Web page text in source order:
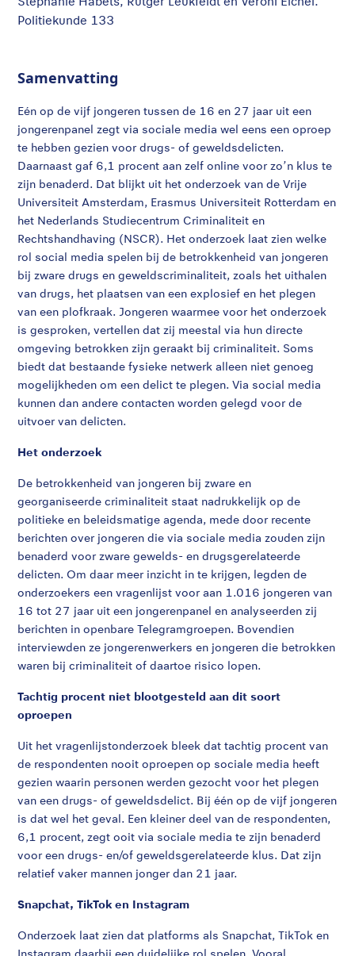
Politiekunde 133
Samenvatting
Eén op de vijf jongeren tussen de 16 en 27 jaar uit een
jongerenpanel zegt via sociale media wel eens een oproep
te hebben gezien voor drugs- of geweldsdelicten.
Daarnaast gaf 6,1 procent aan zelf online voor zo’n klus te
zijn benaderd. Dat blijkt uit het onderzoek van de Vrije
Universiteit Amsterdam, Erasmus Universiteit Rotterdam en
het Nederlands Studiecentrum Criminaliteit en
Rechtshandhaving (NSCR). Het onderzoek laat zien welke
rol social media spelen bij de betrokkenheid van jongeren
bij zware drugs en geweldscriminaliteit, zoals het uithalen
van drugs, het plaatsen van een explosief en het plegen
van een plofkraak. Jongeren waarmee voor het onderzoek
is gesproken, vertellen dat zij meestal via hun directe
omgeving betrokken zijn geraakt bij criminaliteit. Soms
biedt dat bestaande fysieke netwerk alleen niet genoeg
mogelijkheden om een delict te plegen. Via social media
kunnen dan andere contacten worden gelegd voor de
uitvoer van delicten.
Het onderzoek
De betrokkenheid van jongeren bij zware en
georganiseerde criminaliteit staat nadrukkelijk op de
politieke en beleidsmatige agenda, mede door recente
berichten over jongeren die via sociale media zouden zijn
benaderd voor zware gewelds- en drugsgerelateerde
delicten. Om daar meer inzicht in te krijgen, legden de
onderzoekers een vragenlijst voor aan 1.016 jongeren van
16 tot 27 jaar uit een jongerenpanel en analyseerden zij
berichten in openbare Telegramgroepen. Bovendien
interviewden ze jongerenwerkers en jongeren die betrokken
waren bij criminaliteit of daartoe risico lopen.
Tachtig procent niet blootgesteld aan dit soort
oproepen
Uit het vragenlijstonderzoek bleek dat tachtig procent van
de respondenten nooit oproepen op sociale media heeft
gezien waarin personen werden gezocht voor het plegen
van een drugs- of geweldsdelict. Bij één op de vijf jongeren
is dat wel het geval. Een kleiner deel van de respondenten,
6,1 procent, zegt ooit via sociale media te zijn benaderd
voor een drugs- en/of geweldsgerelateerde klus. Dat zijn
relatief vaker mannen jonger dan 21 jaar.
Snapchat, TikTok en Instagram
Onderzoek laat zien dat platforms als Snapchat, TikTok en
Instagram daarbij een duidelijke rol spelen. Vooral